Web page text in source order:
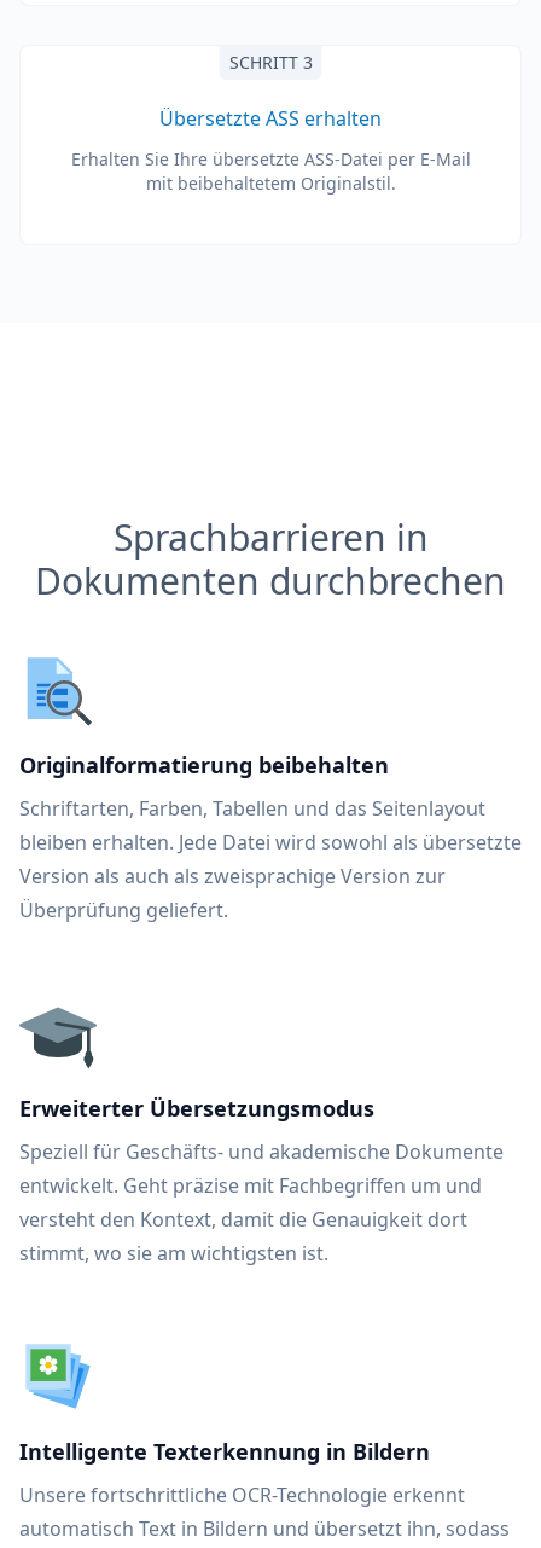
SCHRITT 3
Übersetzte ASS erhalten
Erhalten Sie Ihre übersetzte ASS-Datei per E-Mail
mit beibehaltetem Originalstil.
Sprachbarrieren in
Dokumenten durchbrechen
Originalformatierung beibehalten
Schriftarten, Farben, Tabellen und das Seitenlayout
bleiben erhalten. Jede Datei wird sowohl als übersetzte
Version als auch als zweisprachige Version zur
Überprüfung geliefert.
Erweiterter Übersetzungsmodus
Speziell für Geschäfts- und akademische Dokumente
entwickelt. Geht präzise mit Fachbegriffen um und
versteht den Kontext, damit die Genauigkeit dort
stimmt, wo sie am wichtigsten ist.
Intelligente Texterkennung in Bildern
Unsere fortschrittliche OCR-Technologie erkennt
automatisch Text in Bildern und übersetzt ihn, sodass